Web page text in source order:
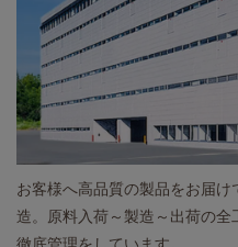
お客様へ高品質の製品をお届
造。原料入荷～製造～出荷の